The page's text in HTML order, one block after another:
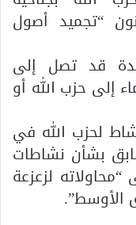
“تجميد أصول
قد تصل إلى
إلى حزب الله أو
أي نشاط لحزب الله في
بشأن نشاطات
لزعزعة
الأوسط”.